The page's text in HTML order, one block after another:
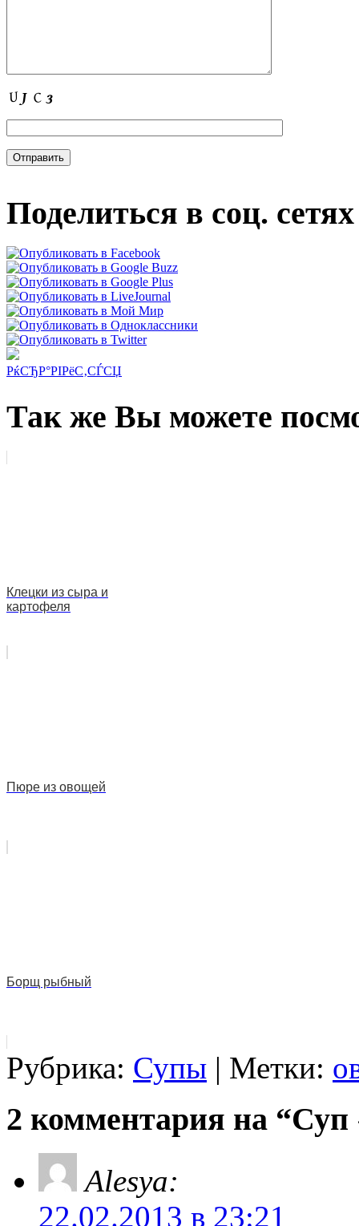
Поделиться в соц. сетях
РќСЂР°РІРёС‚СЃСЏ
Так же Вы можете
Клецки из сыра и
картофеля
Пюре из овощей
Борщ рыбный
Рубрика: Супы | Метки:
2 комментария на “Суп
Alesya:
22.02.2013 в 23:21